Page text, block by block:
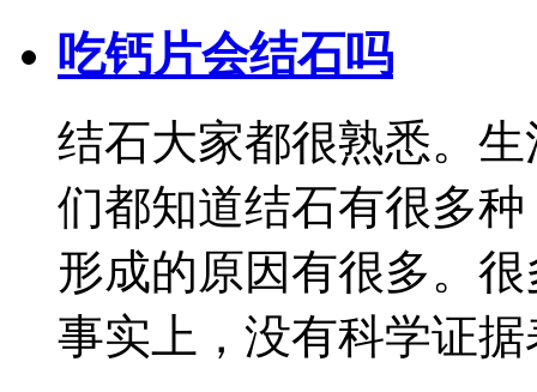
吃钙片会结石吗
结石大家都很熟悉。
们都知道结石有很多
形成的原因有很多。
事实上，没有科学证据